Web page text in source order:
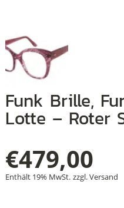
Funk Brille, Funk/Schuster
Lotte – Roter
€479,00
Enthält 19% MwSt. zzgl.Versand
+
+